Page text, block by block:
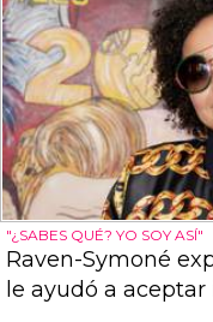
"¿SABES QUÉ? YO SOY ASÍ"
Raven-Symoné
le ayudó a